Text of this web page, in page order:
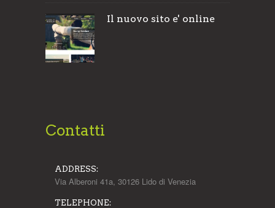
Il nuovo sito e' online
Contatti
ADDRESS:
Via Alberoni 41a, 30126 Lido di Venezia
TELEPHONE: